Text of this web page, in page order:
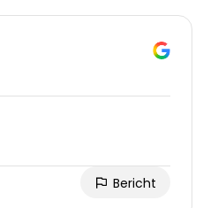
Bericht